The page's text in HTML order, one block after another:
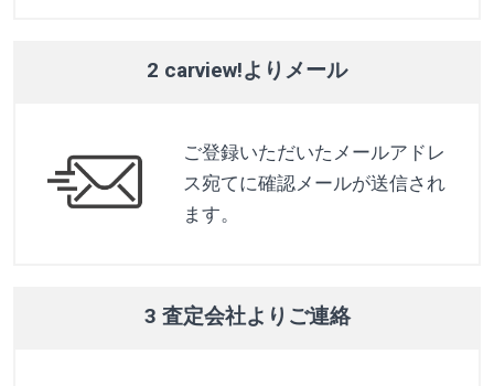
2 carview!よりメール
ご登録いただいたメールアドレ
ス宛てに確認メールが送信され
ます。
3 査定会社よりご連絡